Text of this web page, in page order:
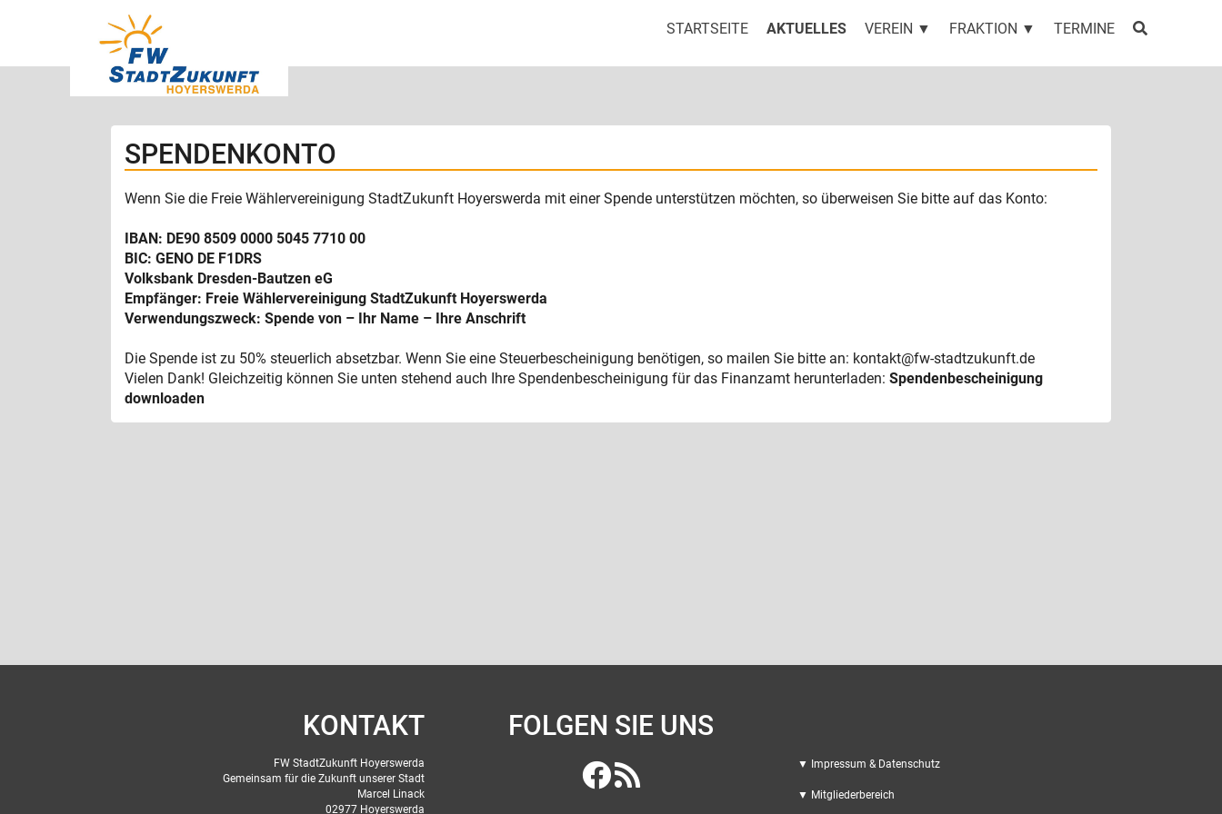
STARTSEITE AKTUELLES VEREIN ▼ FRAKTION ▼ TERMINE
SPENDENKONTO
Wenn Sie die Freie Wählervereinigung StadtZukunft Hoyerswerda mit einer Spende unterstützen möchten, so überweisen Sie bitte auf das Konto:
IBAN: DE90 8509 0000 5045 7710 00
BIC: GENO DE F1DRS
Volksbank Dresden-Bautzen eG
Empfänger: Freie Wählervereinigung StadtZukunft Hoyerswerda
Verwendungszweck: Spende von – Ihr Name – Ihre Anschrift
Die Spende ist zu 50% steuerlich absetzbar. Wenn Sie eine Steuerbescheinigung benötigen, so mailen Sie bitte an: kontakt@fw-stadtzukunft.de
Vielen Dank! Gleichzeitig können Sie unten stehend auch Ihre Spendenbescheinigung für das Finanzamt herunterladen: Spendenbescheinigung
downloaden
KONTAKT
FW StadtZukunft Hoyerswerda
Gemeinsam für die Zukunft unserer Stadt
Marcel Linack
02977 Hoyerswerda
FOLGEN SIE UNS
▼ Impressum & Datenschutz
▼ Mitgliederbereich